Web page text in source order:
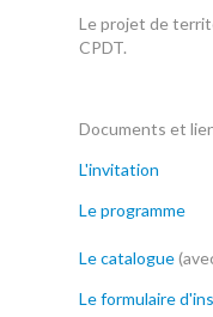
Le projet de
CPDT.
Documents et
L'invitation
Le programme
Le catalogue
Le formulaire